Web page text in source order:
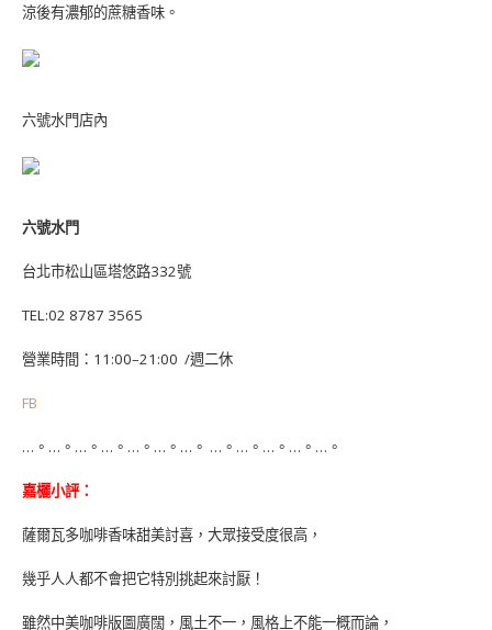
涼後有濃郁的蔗糖香味。
六號水門店內
六號水門
台北市松山區塔悠路332號
TEL:02 8787 3565
營業時間：11:00–21:00 /週二休
FB
…。…。…。…。…。…。…。 …。…。…。…。…。
嘉欐小評：
薩爾瓦多咖啡香味甜美討喜，大眾接受度很高，
幾乎人人都不會把它特別挑起來討厭！
雖然中美咖啡版圖廣闊，風土不一，風格上不能一概而論，